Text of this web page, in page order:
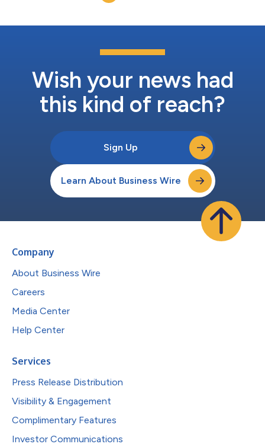
Wish your news had
this kind of reach?
Sign Up
Learn About Business Wire
Company
About Business Wire
Careers
Media Center
Help Center
Services
Press Release Distribution
Visibility & Engagement
Complimentary Features
Investor Communications